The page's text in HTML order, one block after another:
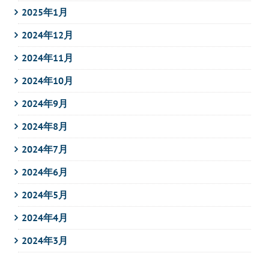
2025年1月
2024年12月
2024年11月
2024年10月
2024年9月
2024年8月
2024年7月
2024年6月
2024年5月
2024年4月
2024年3月